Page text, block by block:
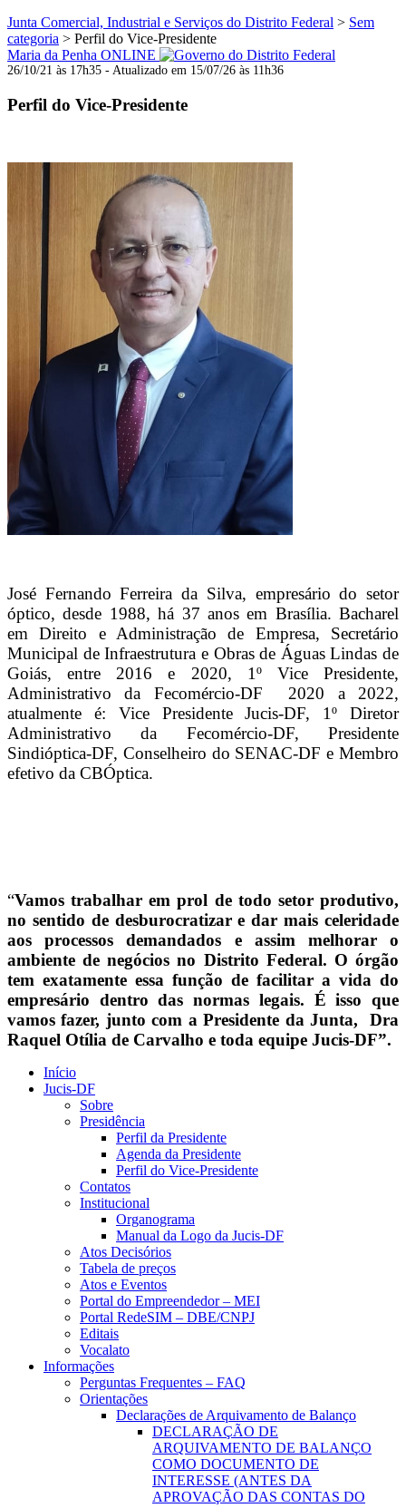
Junta Comercial, Industrial e Serviços do Distrito Federal > Sem
categoria > Perfil do Vice-Presidente
Maria da Penha ONLINE
26/10/21 às 17h35 - Atualizado em 15/07/26 às 11h36
Perfil do Vice-Presidente
José Fernando Ferreira da Silva, empresário do setor
óptico, desde 1988, há 37 anos em Brasília. Bacharel
em Direito e Administração de Empresa, Secretário
Municipal de Infraestrutura e Obras de Águas Lindas de
Goiás, entre 2016 e 2020, 1º Vice Presidente,
Administrativo da Fecomércio-DF 2020 a 2022,
atualmente é: Vice Presidente Jucis-DF, 1º Diretor
Administrativo da Fecomércio-DF, Presidente
Sindióptica-DF, Conselheiro do SENAC-DF e Membro
efetivo da CBÓptica.
“Vamos trabalhar em prol de todo setor produtivo,
no sentido de desburocratizar e dar mais celeridade
aos processos demandados e assim melhorar o
ambiente de negócios no Distrito Federal. O órgão
tem exatamente essa função de facilitar a vida do
empresário dentro das normas legais. É isso que
vamos fazer, junto com a Presidente da Junta, Dra
Raquel Otília de Carvalho e toda equipe Jucis-DF”.
Início
Jucis-DF
Sobre
Presidência
Perfil da Presidente
Agenda da Presidente
Perfil do Vice-Presidente
Contatos
Institucional
Organograma
Manual da Logo da Jucis-DF
Atos Decisórios
Tabela de preços
Atos e Eventos
Portal do Empreendedor – MEI
Portal RedeSIM – DBE/CNPJ
Editais
Vocalato
Informações
Perguntas Frequentes – FAQ
Orientações
Declarações de Arquivamento de Balanço
DECLARAÇÃO DE
ARQUIVAMENTO DE BALANÇO
COMO DOCUMENTO DE
INTERESSE (ANTES DA
APROVAÇÃO DAS CONTAS DO